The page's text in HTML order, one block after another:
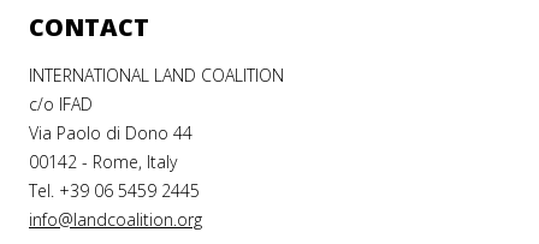
CONTACT
INTERNATIONAL LAND COALITION
c/o IFAD
Via Paolo di Dono 44
00142 - Rome, Italy
Tel. +39 06 5459 2445
info@landcoalition.org